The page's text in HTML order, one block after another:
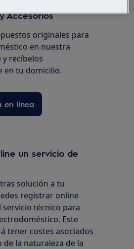
Accesorios
originales para
en nuestra
recíbelos
en tu domicilio.
en línea
un servicio de
solución a tu
registrar online
servicio técnico para
Este
tener costes asociados
de la naturaleza de la